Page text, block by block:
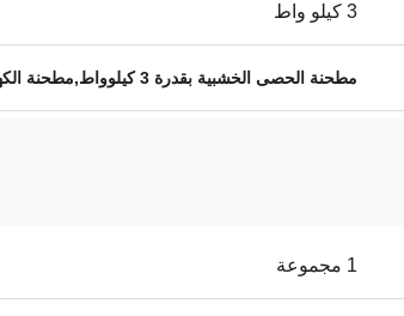
3 كيلو واط
مطحنة الحصى الخشبية بقدرة 3 كيلوواط,مطحنة الكهربائية للكرات الخشبية,مصنع الحشرات الخشبية
1 مجموعة